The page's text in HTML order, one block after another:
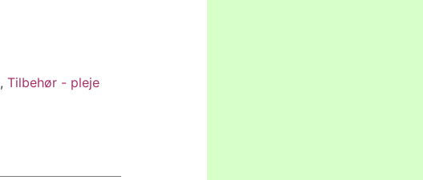
, Tilbehør - pleje